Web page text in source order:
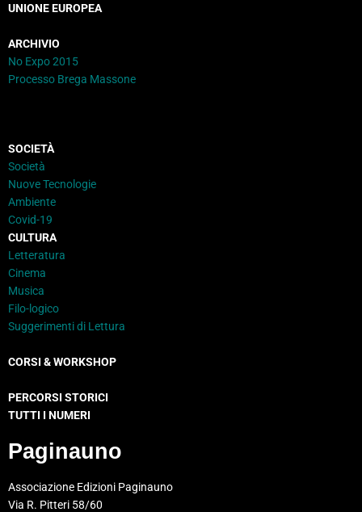
UNIONE EUROPEA
ARCHIVIO
No Expo 2015
Processo Brega Massone
SOCIETÀ
Società
Nuove Tecnologie
Ambiente
Covid-19
CULTURA
Letteratura
Cinema
Musica
Filo-logico
Suggerimenti di Lettura
CORSI & WORKSHOP
PERCORSI STORICI
TUTTI I NUMERI
Paginauno
Associazione Edizioni Paginauno
Via R. Pitteri 58/60